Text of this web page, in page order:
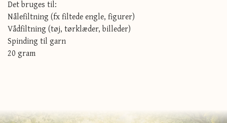
Det bruges til:
Nålefiltning (fx filtede engle, figurer)
Vådfiltning (tøj, tørklæder, billeder)
Spinding til garn
20 gram